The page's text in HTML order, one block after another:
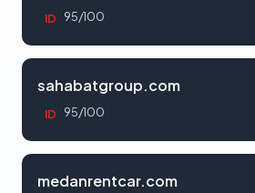
ID 95/100
sahabatgroup.com
ID 95/100
medanrentcar.com